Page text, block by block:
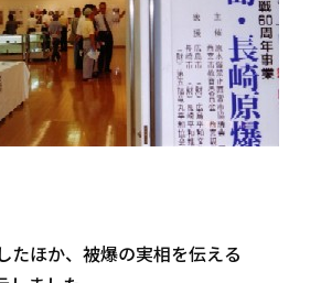
たほか、被爆の実相を伝える